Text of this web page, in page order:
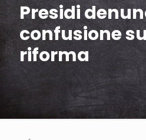
Presidi
confusione
riforma